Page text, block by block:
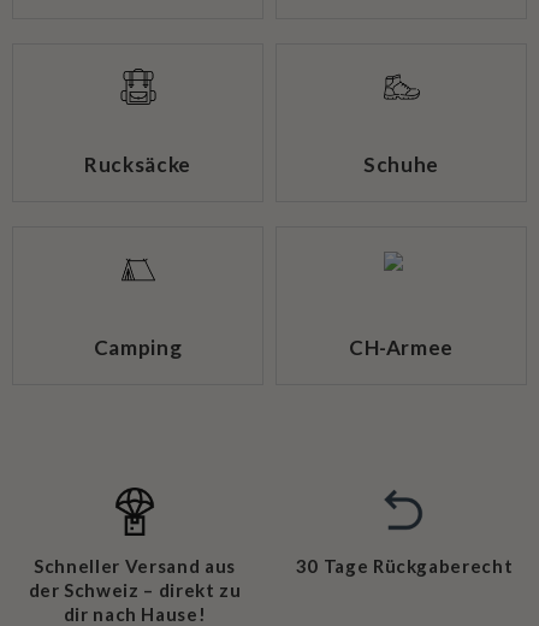
Rucksäcke Schuhe
Camping CH-Armee
Schneller Versand aus
der Schweiz – direkt zu
dir nach Hause!
30 Tage Rückgaberecht